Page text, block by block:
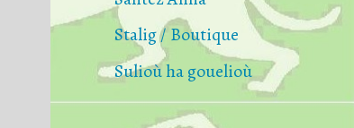
Stalig / Boutique
Sulioù ha gouelioù